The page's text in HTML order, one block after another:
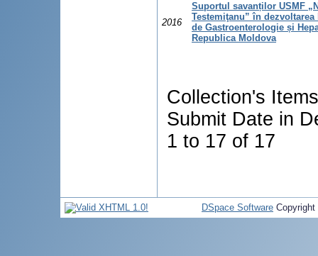
2016
Suportul savanților USMF
Testemiţanu” în
de Gastroenterologie și
Republica Moldova
Collection's
Submit Date in
1 to 17 of 17
DSpace Software